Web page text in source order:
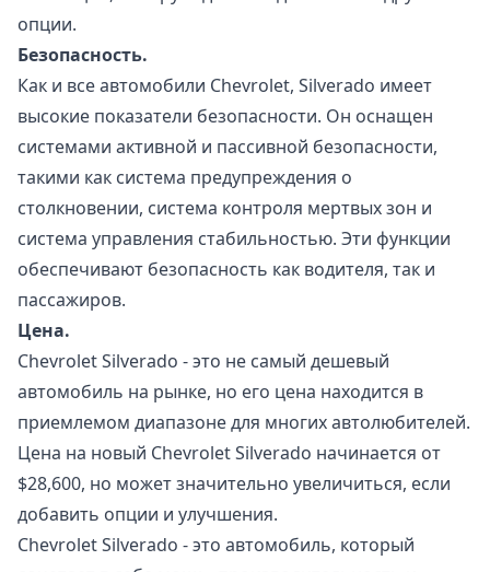
опции.
Безопасность.
Как и все автомобили Chevrolet, Silverado имеет
высокие показатели безопасности. Он оснащен
системами активной и пассивной безопасности,
такими как система предупреждения о
столкновении, система контроля мертвых зон и
система управления стабильностью. Эти функции
обеспечивают безопасность как водителя, так и
пассажиров.
Цена.
Chevrolet Silverado - это не самый дешевый
автомобиль на рынке, но его цена находится в
приемлемом диапазоне для многих автолюбителей.
Цена на новый Chevrolet Silverado начинается от
$28,600, но может значительно увеличиться, если
добавить опции и улучшения.
Chevrolet Silverado - это автомобиль, который